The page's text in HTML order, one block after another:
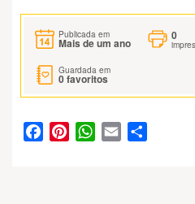
Publicada em
Mais de um ano
0
Guardada em
0favoritos
FacebookPinterestWhatsApp
Email